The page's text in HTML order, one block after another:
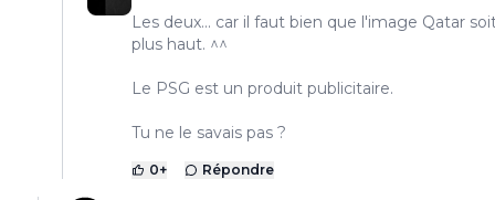
Les deux... car il faut bien que l'image Qatar
plus haut. ^^
Le PSG est un produit publicitaire.
Tu ne le savais pas ?
0+ Répondre